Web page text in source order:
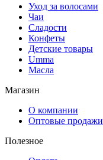
Уход за волосами
Чаи
Сладости
Конфеты
Детские товары
Umma
Масла
Магазин
О компании
Оптовые продажи
Полезное